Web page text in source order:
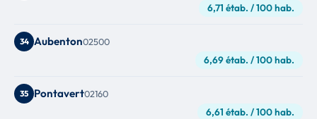
6,71 étab. / 100 hab.
34 Aubenton02500
6,69 étab. / 100 hab.
35 Pontavert02160
6,61 étab. / 100 hab.